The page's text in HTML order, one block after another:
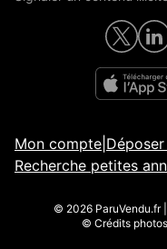
Mon compte
Recherche petites
© 2026 ParuVendu.fr
© Crédits